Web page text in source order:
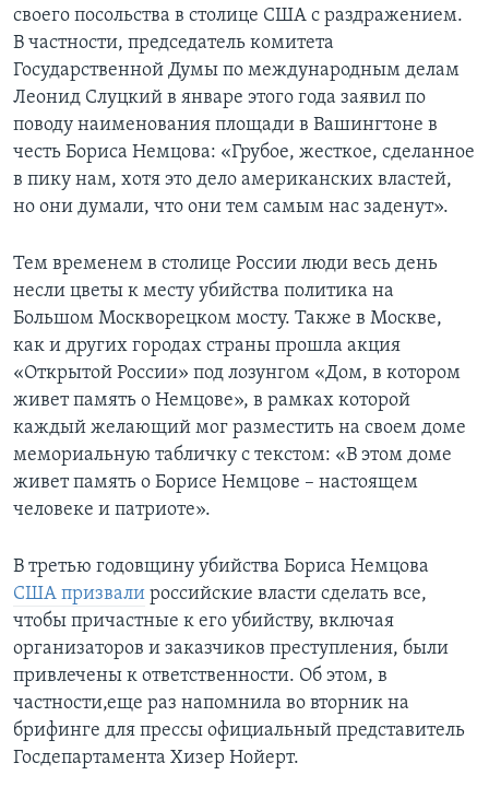
своего посольства в столице США с раздражением.
В частности, председатель комитета
Государственной Думы по международным делам
Леонид Слуцкий в январе этого года заявил по
поводу наименования площади в Вашингтоне в
честь Бориса Немцова: «Грубое, жесткое, сделанное
в пику нам, хотя это дело американских властей,
но они думали, что они тем самым нас заденут».
Тем временем в столице России люди весь день
несли цветы к месту убийства политика на
Большом Москворецком мосту. Также в Москве,
как и других городах страны прошла акция
«Открытой России» под лозунгом «Дом, в котором
живет память о Немцове», в рамках которой
каждый желающий мог разместить на своем доме
мемориальную табличку с текстом: «В этом доме
живет память о Борисе Немцове – настоящем
человеке и патриоте».
В третью годовщину убийства Бориса Немцова
США призвали российские власти сделать все,
чтобы причастные к его убийству, включая
организаторов и заказчиков преступления, были
привлечены к ответственности. Об этом, в
частности,еще раз напомнила во вторник на
брифинге для прессы официальный представитель
Госдепартамента Хизер Нойерт.